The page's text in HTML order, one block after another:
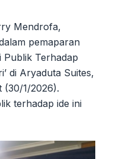
Mendrofa,
pemaparan
Publik Terhadap
di Aryaduta Suites,
(30/1/2026).
terhadap ide ini